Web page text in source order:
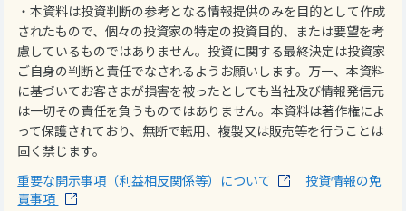
・本資料は投資判断の参考となる情報提供のみを目的として作成
されたもので、個々の投資家の特定の投資目的、または要望を考
慮しているものではありません。投資に関する最終決定は投資家
ご自身の判断と責任でなされるようお願いします。万一、本資料
に基づいてお客さまが損害を被ったとしても当社及び情報発信元
は一切その責任を負うものではありません。本資料は著作権によ
って保護されており、無断で転用、複製又は販売等を行うことは
固く禁じます。
重要な開示事項（利益相反関係等）について
投資情報の免
責事項